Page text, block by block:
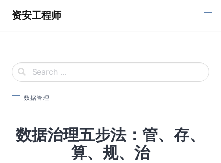
资安工程师
数据管理
数据治理五步法：管、存、
算、规、治